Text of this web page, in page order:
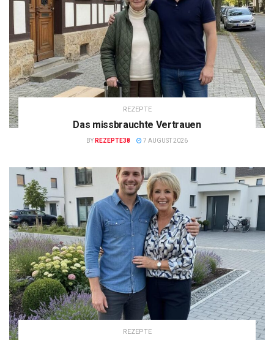
REZEPTE
Das missbrauchte Vertrauen
BY REZEPTE38 7 AUGUST 2026
REZEPTE